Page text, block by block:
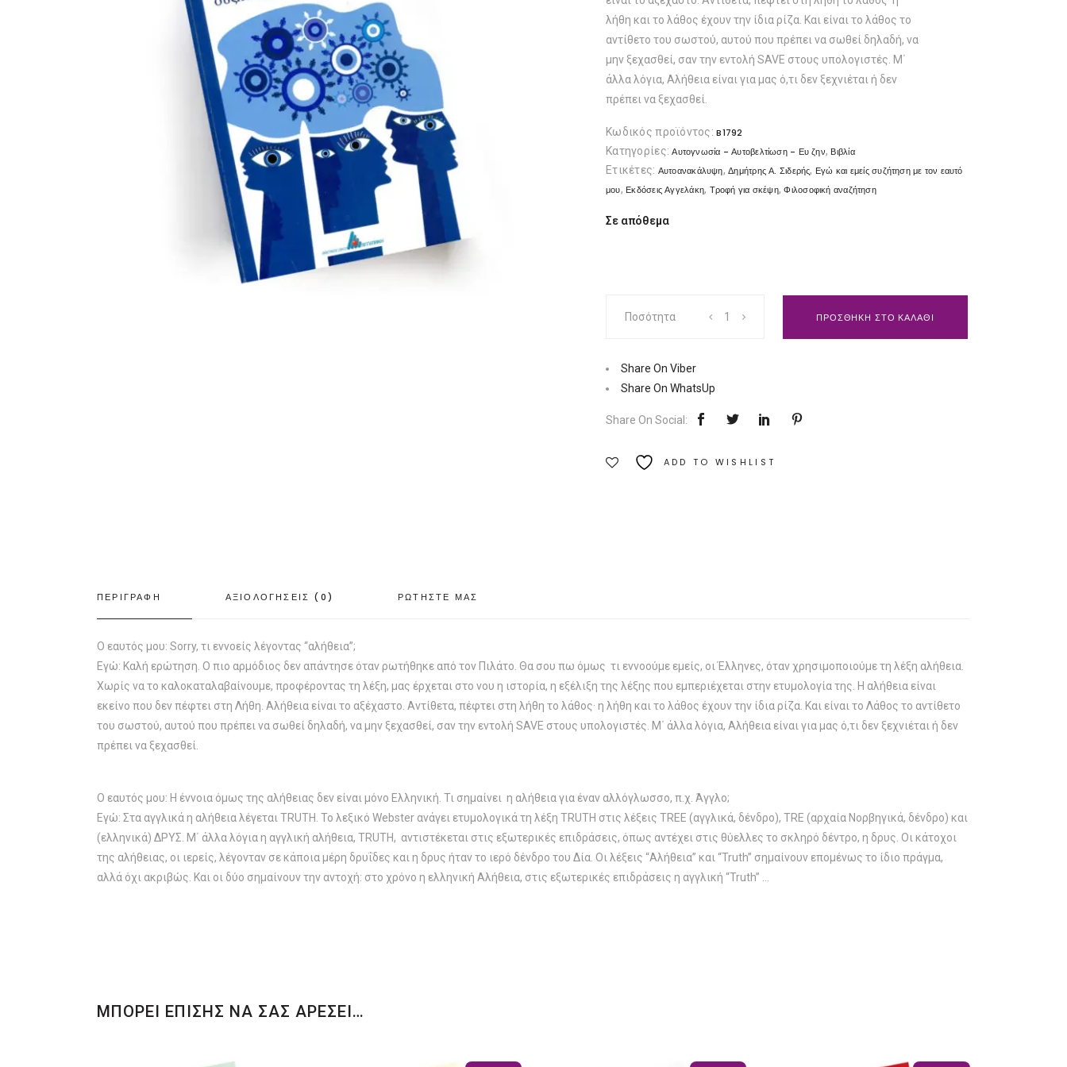
λήθη και το λάθος έχουν την ίδια ρίζα. Και είναι το λάθος το
αντίθετο του σωστού, αυτού που πρέπει να σωθεί δηλαδή, να
μην ξεχασθεί, σαν την εντολή SAVE στους υπολογιστές. Μ΄
άλλα λόγια, Αλήθεια είναι για μας ό,τι δεν ξεχνιέται ή δεν
πρέπει να ξεχασθεί.
Κωδικός προϊόντος:B1792
Κατηγορίες:Αυτογνωσία - Αυτοβελτίωση - Ευ ζην, Βιβλία
Ετικέτες: Αυτοανακάλυψη,Δημήτρης Α. Σιδερής, Εγώ και εμείς συζήτηση με τον εαυτό
μου, Εκδόσεις Αγγελάκη, Τροφή για σκέψη,Φιλοσοφική αναζήτηση
Σε απόθεμα
&
|
Εκδόσεις
Ποσότητα
Ποσότητα ΠΡΟΣΘΗΚΗ ΣΤΟ ΚΑΛΑΘΙ
Share On Viber
Share On WhatsUp
Share On Social:
ADD TO WISHLIST
ΠΕΡΙΓΡΑΦΗ ΑΞΙΟΛΟΓΗΣΕΙΣ (0) ΡΩΤΗΣΤΕ ΜΑΣ
Ο εαυτός μου: Sorry, τι εννοείς λέγοντας “αλήθεια”;
Εγώ: Καλή ερώτηση. Ο πιο αρμόδιος δεν απάντησε όταν ρωτήθηκε από τον Πιλάτο. Θα σου πω όμως τι εννοούμε εμείς, οι Έλληνες, όταν χρησιμοποιούμε τη λέξη αλήθεια.
Χωρίς να το καλοκαταλαβαίνουμε, προφέροντας τη λέξη, μας έρχεται στο νου η ιστορία, η εξέλιξη της λέξης που εμπεριέχεται στην ετυμολογία της. Η αλήθεια είναι
εκείνο που δεν πέφτει στη Λήθη. Αλήθεια είναι το αξέχαστο. Αντίθετα, πέφτει στη λήθη το λάθος· η λήθη και το λάθος έχουν την ίδια ρίζα. Και είναι το Λάθος το αντίθετο
του σωστού, αυτού που πρέπει να σωθεί δηλαδή, να μην ξεχασθεί, σαν την εντολή SAVE στους υπολογιστές. Μ΄ άλλα λόγια, Αλήθεια είναι για μας ό,τι δεν ξεχνιέται ή δεν
πρέπει να ξεχασθεί.
Ο εαυτός μου: Η έννοια όμως της αλήθειας δεν είναι μόνο Ελληνική. Τι σημαίνει η αλήθεια για έναν αλλόγλωσσο, π.χ. Άγγλο;
Εγώ: Στα αγγλικά η αλήθεια λέγεται TRUTH. Το λεξικό Webster ανάγει ετυμολογικά τη λέξη TRUTH στις λέξεις TREE (αγγλικά, δένδρο), TRE (αρχαία Νορβηγικά, δένδρο) και
(ελληνικά) ΔΡΥΣ. Μ΄ άλλα λόγια η αγγλική αλήθεια, TRUTH, αντιστέκεται στις εξωτερικές επιδράσεις, όπως αντέχει στις θύελλες το σκληρό δέντρο, η δρυς. Οι κάτοχοι
της αλήθειας, οι ιερείς, λέγονταν σε κάποια μέρη δρυΐδες και η δρυς ήταν το ιερό δένδρο του Δία. Οι λέξεις “Αλήθεια” και “Truth” σημαίνουν επομένως το ίδιο πράγμα,
αλλά όχι ακριβώς. Και οι δύο σημαίνουν την αντοχή: στο χρόνο η ελληνική Αλήθεια, στις εξωτερικές επιδράσεις η αγγλική “Truth” …
ΜΠΟΡΕΙ ΕΠΙΣΗΣ ΝΑ ΣΑΣ ΑΡΕΣΕΙ…